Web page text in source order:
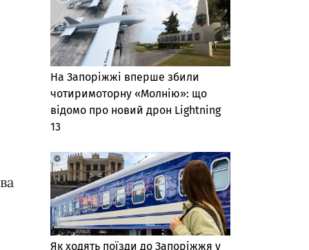
На Запоріжжі вперше збили
чотиримоторну «Молнію»: що
відомо про новий дрон Lightning
13
Як ходять поїзди до Запоріжжя у